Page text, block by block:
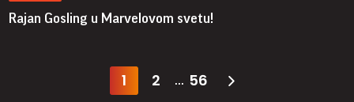
Rajan Gosling u Marvelovom svetu!
1 2 ... 56